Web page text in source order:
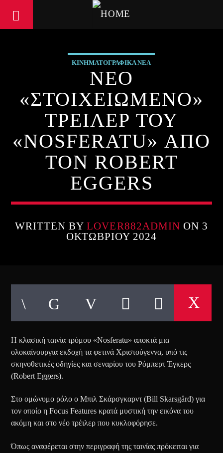
ΚΙΝΗΜΑΤΟΓΡΑΦΙΚΑ ΝΕΑ
ΝΕΟ
«ΣΤΟΙΧΕΙΩΜΕΝΟ»
ΤΡΕΙΛΕΡ ΤΟΥ
«NOSFERATU» ΑΠΟ
ΤΟΝ ROBERT
EGGERS
WRITTEN BYLOVER882ADMIN ON 3
ΟΚΤΩΒΡΊΟΥ 2024
Η κλασική ταινία τρόμου «Nosferatu» αποκτά μια
ολοκαίνουργια εκδοχή τα φετινά Χριστούγεννα, υπό τις
σκηνοθετικές οδηγίες και σεναρίου του Ρόμπερτ Έγκερς
(Robert Eggers).
Στο ομώνυμο ρόλο ο Μπιλ Σκάρσγκαρντ (Bill Skarsgård) για
τον οποίο η Focus Features κρατά μυστική την εικόνα του
ακόμη και στο νέο τρέιλερ που κυκλοφόρησε.
Όπως αναφέρεται στην περιγραφή της ταινίας πρόκειται για